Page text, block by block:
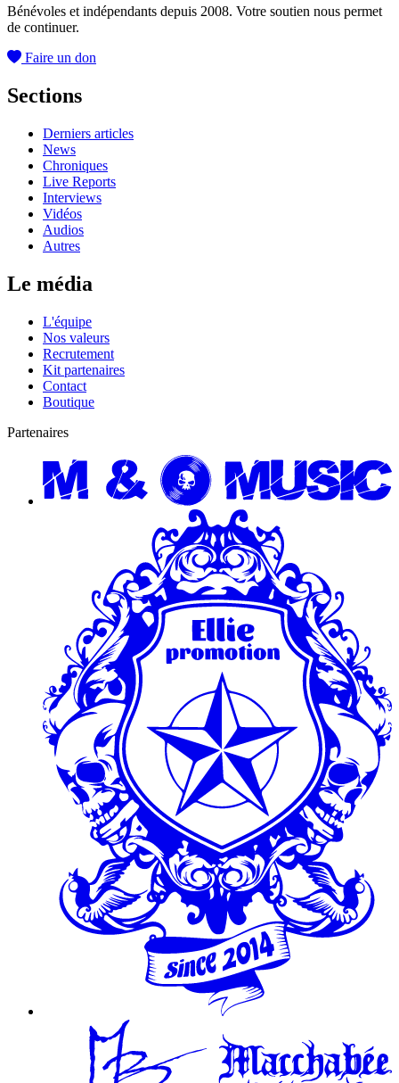
Bénévoles et indépendants depuis 2008. Votre soutien nous permet
de continuer.
Faire un don
Sections
Derniers articles
News
Chroniques
Live Reports
Interviews
Vidéos
Audios
Autres
Le média
L'équipe
Nos valeurs
Recrutement
Kit partenaires
Contact
Boutique
Partenaires